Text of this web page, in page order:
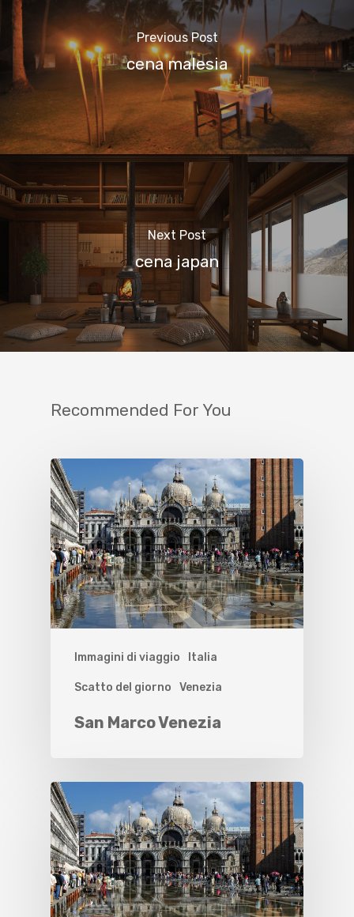
Previous Post
cena malesia
Next Post
cena japan
Recommended For You
Immagini di viaggio Italia
Scatto del giorno Venezia
San Marco Venezia